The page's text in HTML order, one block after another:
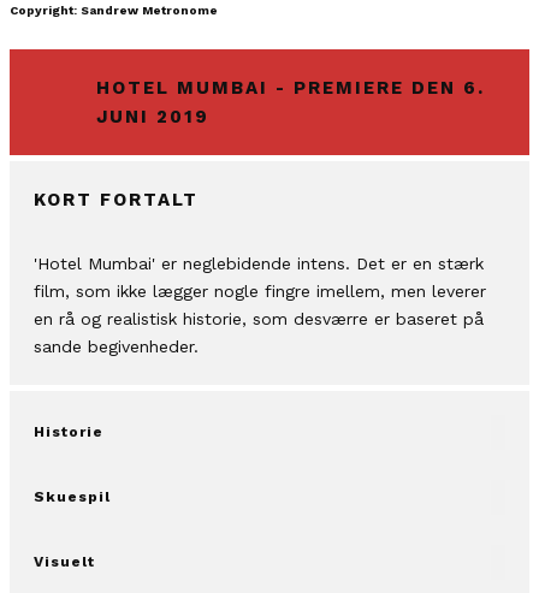
Copyright: Sandrew Metronome
HOTEL MUMBAI - PREMIERE DEN 6.
JUNI 2019
KORT FORTALT
'Hotel Mumbai' er neglebidende intens. Det er en stærk
film, som ikke lægger nogle fingre imellem, men leverer
en rå og realistisk historie, som desværre er baseret på
sande begivenheder.
Historie
Skuespil
Visuelt